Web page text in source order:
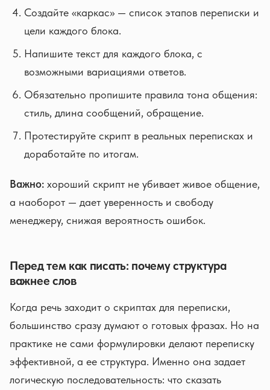
Создайте «каркас» — список этапов переписки и
цели каждого блока.
Напишите текст для каждого блока, с
возможными вариациями ответов.
Обязательно пропишите правила тона общения:
стиль, длина сообщений, обращение.
Протестируйте скрипт в реальных переписках и
доработайте по итогам.
Важно: хороший скрипт не убивает живое общение,
а наоборот — дает уверенность и свободу
менеджеру, снижая вероятность ошибок.
Перед тем как писать: почему структура
важнее слов
Когда речь заходит о скриптах для переписки,
большинство сразу думают о готовых фразах. Но на
практике не сами формулировки делают переписку
эффективной, а ее структура. Именно она задает
логическую последовательность: что сказать